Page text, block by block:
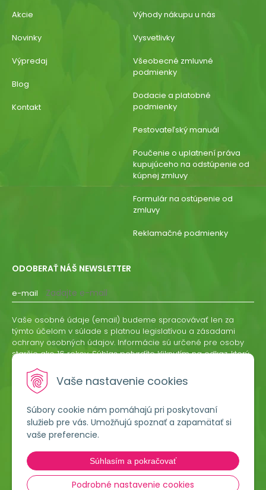
Vaše nastavenie cookies
Súbory cookie nám pomáhajú pri poskytovaní
služieb pre vás. Umožňujú spoznať a zapamätať si
vaše preferencie.
Súhlasím a pokračovať
Podrobné nastavenie cookies
Lumigreen, s.r.o.
Hradská 535
966 54 Tekovské Nemce
Akcie
Novinky
Výpredaj
Blog
Kontakt
Výhody nákupu u nás
Vysvetlivky
Všeobecné zmluvné
podmienky
Dodacie a platobné
podmienky
Pestovateľský manuál
Poučenie o uplatnení práva
kupujúceho na odstúpenie od
kúpnej zmluvy
Formulár na ostúpenie od
zmluvy
Reklamačné podmienky
ODOBERAŤ NÁŠ NEWSLETTER
e-mail
ODOBERAŤ
Vaše osobné údaje (email) budeme spracovávať len za
týmto účelom v súlade s platnou legislatívou a zásadami
ochrany osobných údajov. Informácie sú určené pre osoby
staršie ako 16 rokov. Súhlas potvrdíte kliknutím na odkaz, ktorý
odvolať písomne, emailom alebo kliknutím na odkaz z
ktoréhokoľvek informačného emailu.